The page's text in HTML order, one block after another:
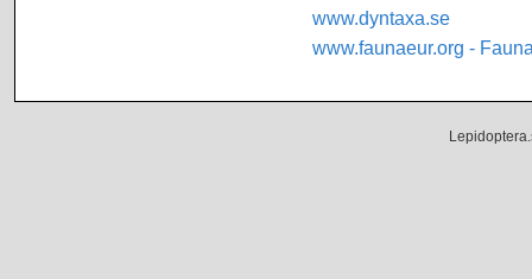
www.dyntaxa.se
www.faunaeur.org -